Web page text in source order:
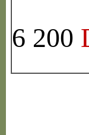
6 200